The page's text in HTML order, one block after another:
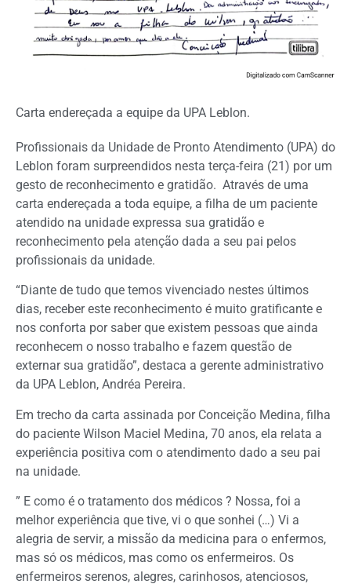
Carta endereçada a equipe da UPA Leblon.
Profissionais da Unidade de Pronto Atendimento (UPA) do
Leblon foram surpreendidos nesta terça-feira (21) por um
gesto de reconhecimento e gratidão. Através de uma
carta endereçada a toda equipe, a filha de um paciente
atendido na unidade expressa sua gratidão e
reconhecimento pela atenção dada a seu pai pelos
profissionais da unidade.
“Diante de tudo que temos vivenciado nestes últimos
dias, receber este reconhecimento é muito gratificante e
nos conforta por saber que existem pessoas que ainda
reconhecem o nosso trabalho e fazem questão de
externar sua gratidão”, destaca a gerente administrativo
da UPA Leblon, Andréa Pereira.
Em trecho da carta assinada por Conceição Medina, filha
do paciente Wilson Maciel Medina, 70 anos, ela relata a
experiência positiva com o atendimento dado a seu pai
na unidade.
” E como é o tratamento dos médicos ? Nossa, foi a
melhor experiência que tive, vi o que sonhei (…) Vi a
alegria de servir, a missão da medicina para o enfermos,
mas só os médicos, mas como os enfermeiros. Os
enfermeiros serenos, alegres, carinhosos, atenciosos,